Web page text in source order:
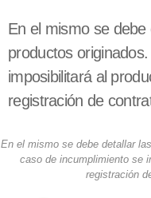
En el mismo se
productos
imposibilitará al
registración de
En el mismo se debe detallar
caso de incumplimiento se
registración